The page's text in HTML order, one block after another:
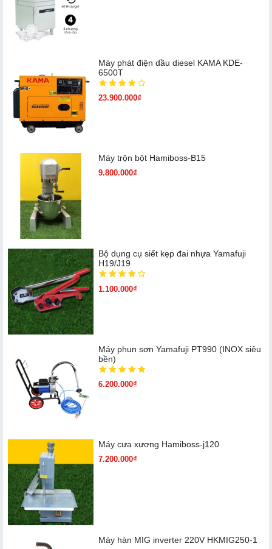
Máy phát điện dầu diesel KAMA KDE-
6500T
23.900.000₫
Máy trộn bột Hamiboss-B15
9.800.000₫
Bộ dụng cụ siết kẹp đai nhựa Yamafuji
H19/J19
1.100.000₫
Máy phun sơn Yamafuji PT990 (INOX siêu
bền)
6.200.000₫
Máy cưa xương Hamiboss-j120
7.200.000₫
Máy hàn MIG inverter 220V HKMIG250-1